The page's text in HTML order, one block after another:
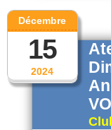
2024
Décembre
15